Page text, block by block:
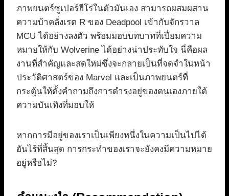
ภาพยนตร์ซูเปอร์ฮีโร่ในตัวมันเอง สามารถผสมผสาน
ความบ้าคลั่งเรต R ของ Deadpool เข้ากับจักรวาล
MCU ได้อย่างลงตัว พร้อมมอบบทบาทที่เปี่ยมความ
หมายให้กับ Wolverine ได้อย่างน่าประทับใจ นี่คือผล
งานที่สำคัญและสดใหม่ซึ่งจะกลายเป็นที่จดจำในหน้า
ประวัติศาสตร์ของ Marvel และเป็นภาพยนตร์ที่
กระตุ้นให้ตั้งคำถามถึงการดำรงอยู่ของตนเองภายใต้
ความบันเทิงที่มอบให้
หากการมีอยู่ของเราเป็นเพียงหนึ่งในความเป็นไปได้
อันไร้ที่สิ้นสุด การกระทำของเราจะยังคงมีความหมาย
อยู่หรือไม่?